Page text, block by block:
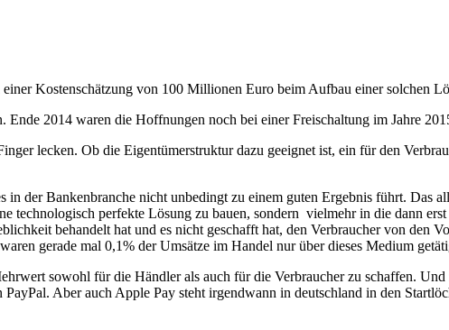
Kostenschätzung von 100 Millionen Euro beim Aufbau einer solchen
2014 waren die Hoffnungen noch bei einer Freischaltung im Jahre
lecken. Ob die Eigentümerstruktur dazu geeignet ist, ein für den
in der Bankenbranche nicht unbedingt zu einem guten Ergebnis führt. Das
technologisch perfekte Lösung zu bauen, sondern vielmehr in die dann
behandelt hat und es nicht geschafft hat, den Verbraucher von den
gerade mal 0,1% der Umsätze im Handel nur über dieses Medium
sowohl für die Händler als auch für die Verbraucher zu schaffen.
Aber auch Apple Pay steht irgendwann in deutschland in den